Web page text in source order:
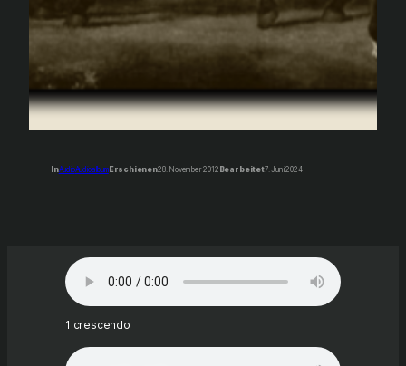
InAudioAudioalbumErschienen28. November 2012 Bearbeitet7. Juni 2024
1 crescendo